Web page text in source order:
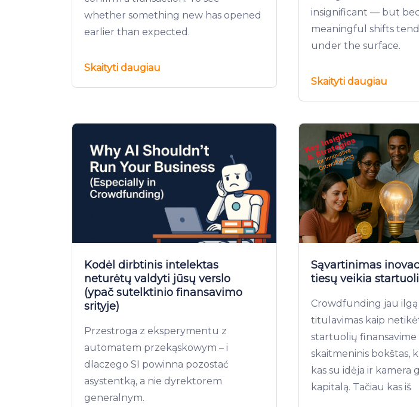
whether something new has opened
earlier than expected.
Skaityti daugiau
insignificant — but
meaningful shifts
under the surface.
Skaityti daugiau
Kodėl dirbtinis intelektas
neturėtų valdyti jūsų verslo
(ypač sutelktinio finansavimo
srityje)
Przestroga z eksperymentu z
automatem przekąskowym – i
dlaczego SI powinna pozostać
asystentką, a nie dyrektorem
generalnym.
Sąvartinimas
tiesų veikia
Crowdfunding jau ilgą
titulavimas kaip
startuolių
skaitmeninis bokštas,
kas su idėja ir kamera
kapitalą. Tačiau kas iš